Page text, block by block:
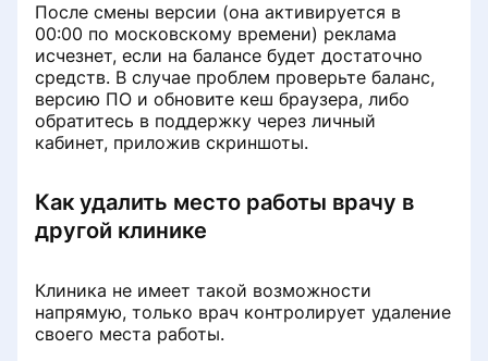
После смены версии (она активируется в
00:00 по московскому времени) реклама
исчезнет, если на балансе будет достаточно
средств. В случае проблем проверьте баланс,
версию ПО и обновите кеш браузера, либо
обратитесь в поддержку через личный
кабинет, приложив скриншоты.
Как удалить место работы врачу в
другой клинике
Клиника не имеет такой возможности
напрямую, только врач контролирует удаление
своего места работы.